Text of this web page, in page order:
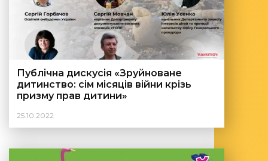
Публічна дискусія «Зруйноване
дитинство: сім місяців війни крізь
призму прав дитини»
25.10.2022